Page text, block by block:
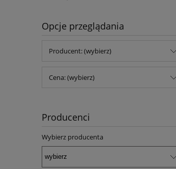
Opcje przeglądania
Producent: (wybierz)
Cena: (wybierz)
Producenci
Wybierz producenta